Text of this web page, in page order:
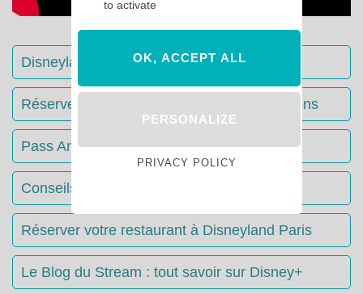
Disneyland Paris : Le guide complet
Réserver votre séjour : toutes les informations
Pass Annuels Disney : informations
Conseils & Astuces Disneyland Paris
Réserver votre restaurant à Disneyland Paris
Le Blog du Stream : tout savoir sur Disney+
to activate
OK, ACCEPT ALL
PERSONALIZE
PRIVACY POLICY